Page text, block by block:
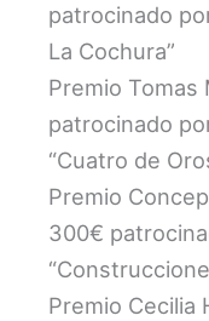
patrocinado
La Cochura”
Premio Tomas
patrocinado
“Cuatro de
Premio
300€
Premio Cecilia